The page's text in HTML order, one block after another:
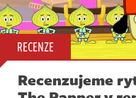
RECENZE
Recenzujeme